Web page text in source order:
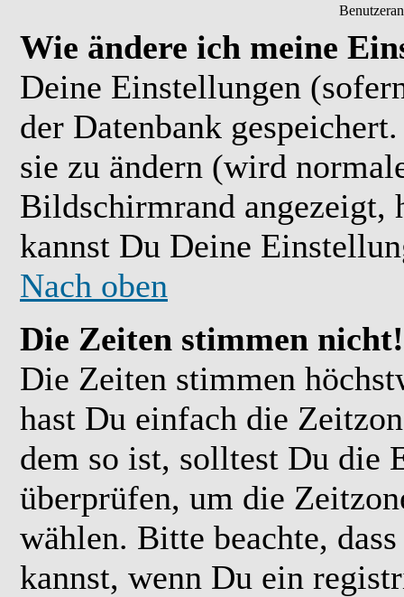
Wie ändere ich meine
Deine Einstellungen
der Datenbank
sie zu ändern (wird
Bildschirmrand angezeigt,
kannst Du Deine
Nach oben
Die Zeiten stimmen nicht!
Die Zeiten stimmen
hast Du einfach die
dem so ist, solltest Du die
überprüfen, um die
wählen. Bitte beachte,
kannst, wenn Du ein